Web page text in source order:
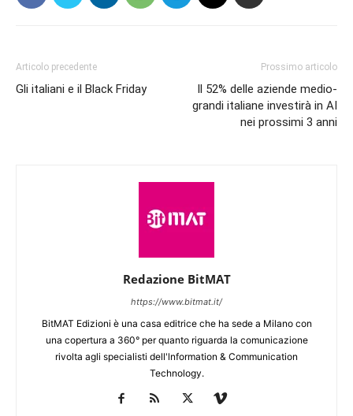
Articolo precedente
Gli italiani e il Black Friday
Prossimo articolo
Il 52% delle aziende medio-
grandi italiane investirà in AI
nei prossimi 3 anni
Redazione BitMAT
https://www.bitmat.it/
BitMAT Edizioni è una casa editrice che ha sede a Milano con
una copertura a 360° per quanto riguarda la comunicazione
rivolta agli specialisti dell'lnformation & Communication
Technology.